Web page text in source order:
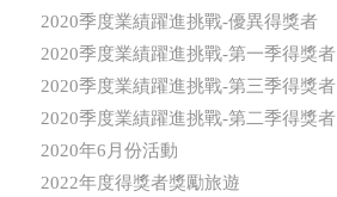
2020季度業績躍進挑戰-優異得獎者
2020季度業績躍進挑戰-第一季得獎者
2020季度業績躍進挑戰-第三季得獎者
2020季度業績躍進挑戰-第二季得獎者
2020年6月份活動
2022年度得獎者獎勵旅遊